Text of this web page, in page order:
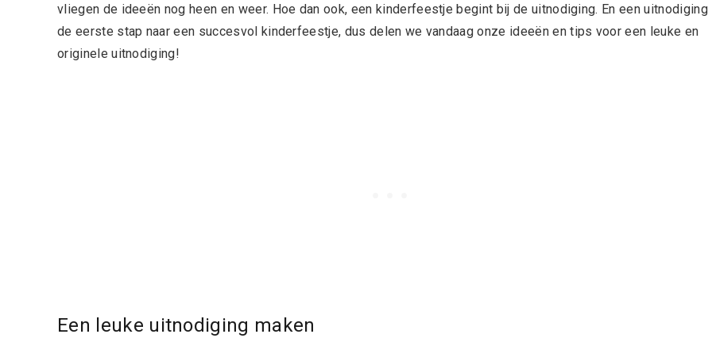
vliegen de ideeën nog heen en weer. Hoe dan ook, een kinderfeestje begint bij de uitnodiging. En een uitnodiging
de eerste stap naar een succesvol kinderfeestje, dus delen we vandaag onze ideeën en tips voor een leuke en
originele uitnodiging!
Een leuke uitnodiging maken